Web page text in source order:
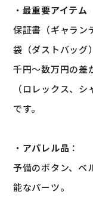
・ 最重要アイテム
保証書（ギャラン
袋（ダストバッグ
千円～数万円の差
（ロレックス、
です。
・ アパレル品 ：
予備のボタン、ベ
能なパーツ。